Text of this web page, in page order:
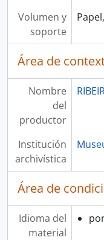
Volumen y
soporte
Área de
Nombre
del
productor
Institución
archivística
Área de
Idioma del
material